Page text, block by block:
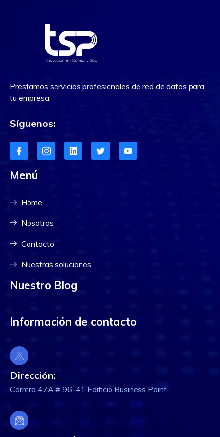
Prestamos servicios profesionales de red de datos para
tu empresa.
Síguenos:
Menú
Home
Nosotros
Contacto
Nuestras soluciones
Nuestro Blog
Información de contacto
Dirección:
Carrera 47A # 96-41 Edificio Business Point